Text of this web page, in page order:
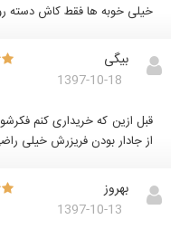
خیلی خوبه ها فقط کاش دسته
بیگی
1397-10-18
قبل ازین که خریداری کنم
از جادار بودن فریزرش خیلی
بهروز
1397-10-13